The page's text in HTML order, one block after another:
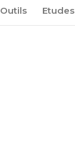
Outils Etudes